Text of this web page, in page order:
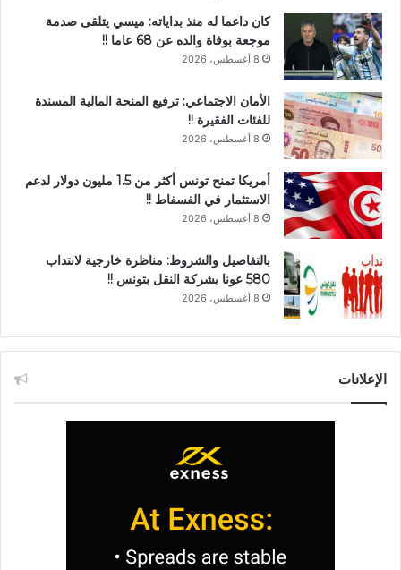
كان داعما له منذ بداياته: ميسي يتلقى صدمة
موجعة بوفاة والده عن 68 عاما !!
8 أغسطس، 2026
الأمان الاجتماعي: ترفيع المنحة المالية المسندة
للفئات الفقيرة !!
8 أغسطس، 2026
أمريكا تمنح تونس أكثر من 1.5 مليون دولار لدعم
الاستثمار في الفسفاط !!
8 أغسطس، 2026
بالتفاصيل والشروط: مناظرة خارجية لانتداب
580 عونا بشركة النقل بتونس !!
8 أغسطس، 2026
الإعلانات